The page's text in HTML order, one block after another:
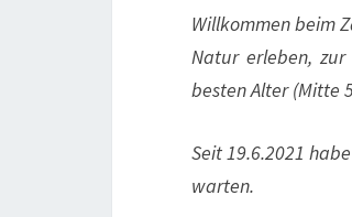
Willkommen beim
Natur erleben,
besten Alter (Mitte
Seit 19.6.2021
warten.